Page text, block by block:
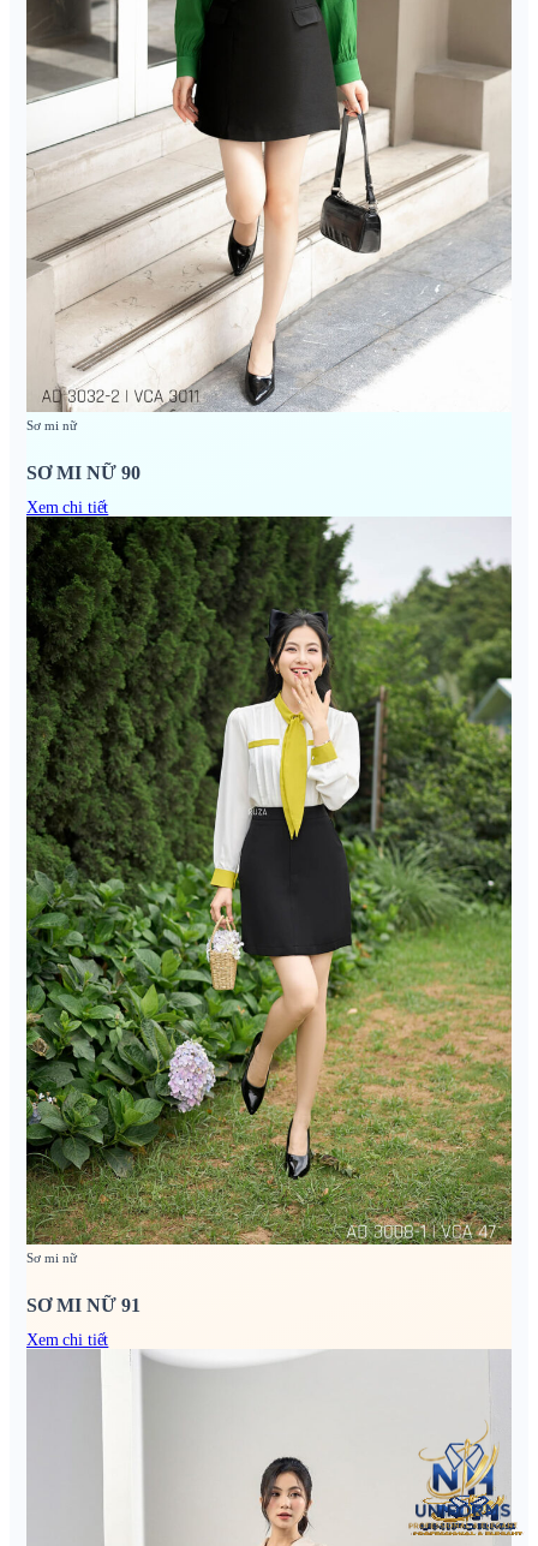
Sơ mi nữ
SƠ MI NỮ 90
Xem chi tiết
Sơ mi nữ
SƠ MI NỮ 91
Xem chi tiết